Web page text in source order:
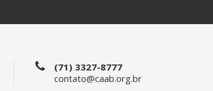
(71) 3327-8777
contato@caab.org.br